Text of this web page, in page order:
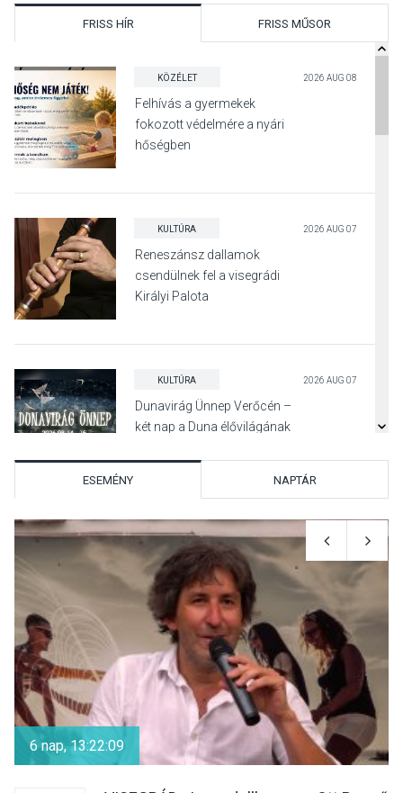
FRISS HÍR FRISS MŰSOR
KÖZÉLET 2026 AUG 08
Felhívás a gyermekek
fokozott védelmére a nyári
hőségben
KULTÚRA 2026 AUG 07
Reneszánsz dallamok
csendülnek fel a visegrádi
Királyi Palota
KULTÚRA 2026 AUG 07
Dunavirág Ünnep Verőcén –
két nap a Duna élővilágának
TERMÉSZETI KÖRNYEZET
A napokban is nő a
talajközeli ózonmennyiség
KULTÚRA 2026 AUG 06
Mi a pszichológia, és miért
van rá szükségünk? –
Beszélgetés a Kacsakő
ESEMÉNY NAPTÁR
6 nap, 13:22:08